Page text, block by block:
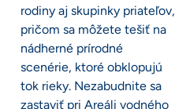
rodiny aj skupinky priateľov,
pričom sa môžete tešiť na
nádherné prírodné
scenérie, ktoré obklopujú
tok rieky. Nezabudnite sa
zastaviť pri Areáli vodného